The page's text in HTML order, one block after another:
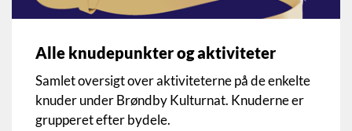
Alle knudepunkter og aktiviteter
Samlet oversigt over aktiviteterne på de enkelte
knuder under Brøndby Kulturnat. Knuderne er
grupperet efter bydele.